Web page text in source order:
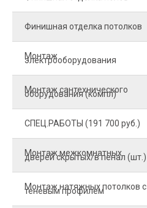
Финишная отделка потолков
Монтаж
электрооборудования
Монтаж сантехнического
оборудования (компл)
СПЕЦ.РАБОТЫ (191 700 руб.)
Монтаж межкомнатных
дверей скрытых/в пенал (шт.)
Монтаж натяжных потолков с
теневым профилем